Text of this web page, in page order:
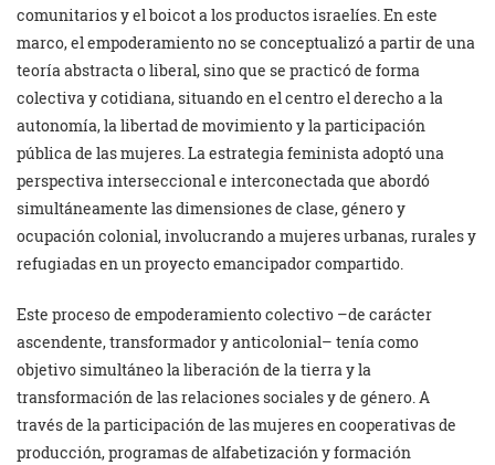
comunitarios y el boicot a los productos israelíes. En este
marco, el empoderamiento no se conceptualizó a partir de una
teoría abstracta o liberal, sino que se practicó de forma
colectiva y cotidiana, situando en el centro el derecho a la
autonomía, la libertad de movimiento y la participación
pública de las mujeres. La estrategia feminista adoptó una
perspectiva interseccional e interconectada que abordó
simultáneamente las dimensiones de clase, género y
ocupación colonial, involucrando a mujeres urbanas, rurales y
refugiadas en un proyecto emancipador compartido.
Este proceso de empoderamiento colectivo –de carácter
ascendente, transformador y anticolonial– tenía como
objetivo simultáneo la liberación de la tierra y la
transformación de las relaciones sociales y de género. A
través de la participación de las mujeres en cooperativas de
producción, programas de alfabetización y formación